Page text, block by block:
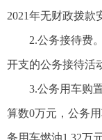
2021年无财政拨款
2.公务接待费
开支的公务接待活
3.公务用车购
算数0万元，公务